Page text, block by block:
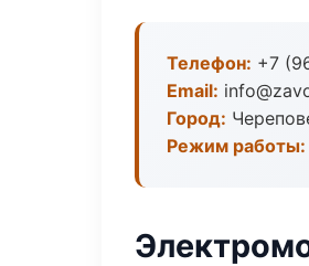
Телефон: +7
Email:
Город:
Режим работы: